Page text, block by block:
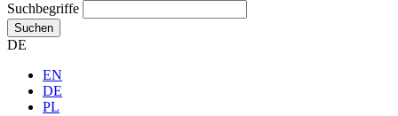
Suchbegriffe
Suchen
DE
EN
DE
PL